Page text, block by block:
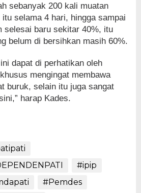
sebanyak 200 kali muatan
selama 4 hari, hingga sampai
selesai baru sekitar 40%, itu
belum di bersihkan masih 60%.
dapat di perhatikan oleh
mengingat membawa
buruk, selain itu juga sangat
harap Kades.
#ipip
#Pemdes